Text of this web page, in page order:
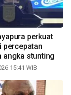
perkuat
percepatan
angka stunting
15:41 WIB